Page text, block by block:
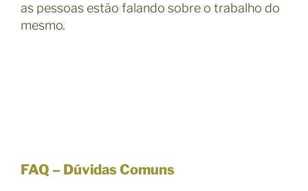
as pessoas estão falando sobre o trabalho do
mesmo.
FAQ – Dúvidas Comuns